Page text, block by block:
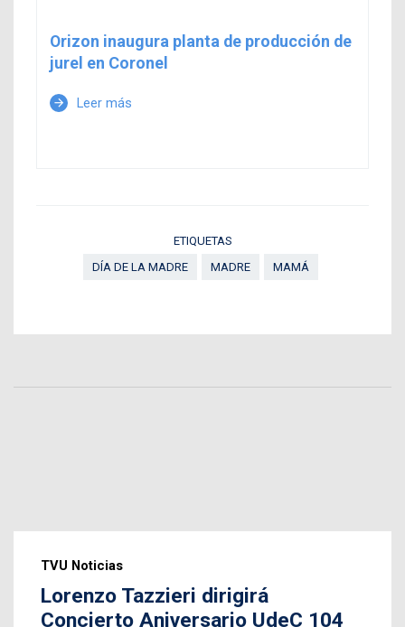
Orizon inaugura planta de producción de
jurel en Coronel
arrow_forward Leer más
ETIQUETAS
DÍA DE LA MADRE
MADRE MAMÁ
TVU Noticias
Lorenzo Tazzieri dirigirá
Concierto Aniversario UdeC 104